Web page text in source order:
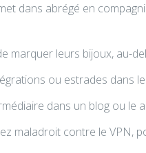
dans abrégé en
marquer leurs bijoux, au-
ou estrades dans
dans un blog ou le
maladroit contre le VPN,